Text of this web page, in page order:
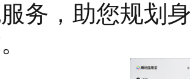
务，助您规划